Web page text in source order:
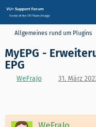
Allgemeines rund um Plugins
MyEPG -
EPG
WeFraJo 31. März